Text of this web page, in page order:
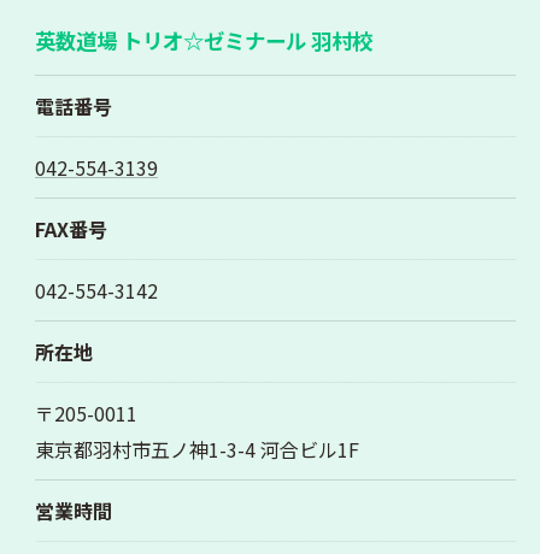
英数道場 トリオ☆ゼミナール 羽村校
電話番号
042-554-3139
FAX番号
042-554-3142
所在地
〒205-0011
東京都羽村市五ノ神1-3-4 河合ビル1F
営業時間